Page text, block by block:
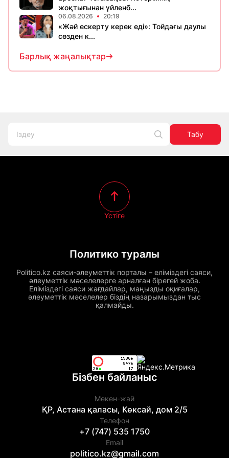
жоқтығынан үйленб...
06.08.2026 20:19
«Жәй ескерту керек еді»: Тойдағы даулы
сөзден к...
Барлық жаңалықтар
Табу
Политико туралы
Politico.kz саяси-әлеуметтік порталы – еліміздегі саяси,
әлеуметтік мәселелерге арналған бірегей жоба.
Еліміздегі саяси жағдайлар, маңызды оқиғалар,
әлеуметтік мәселелер біздің назарымыздан тыс
қалмайды.
Үстіге
Бізбен байланыс
Мекен-жай
ҚР, Астана қаласы, Көксай, дом 2/5
Телефон
+7 (747) 535 1750
Email
politico.kz@gmail.com